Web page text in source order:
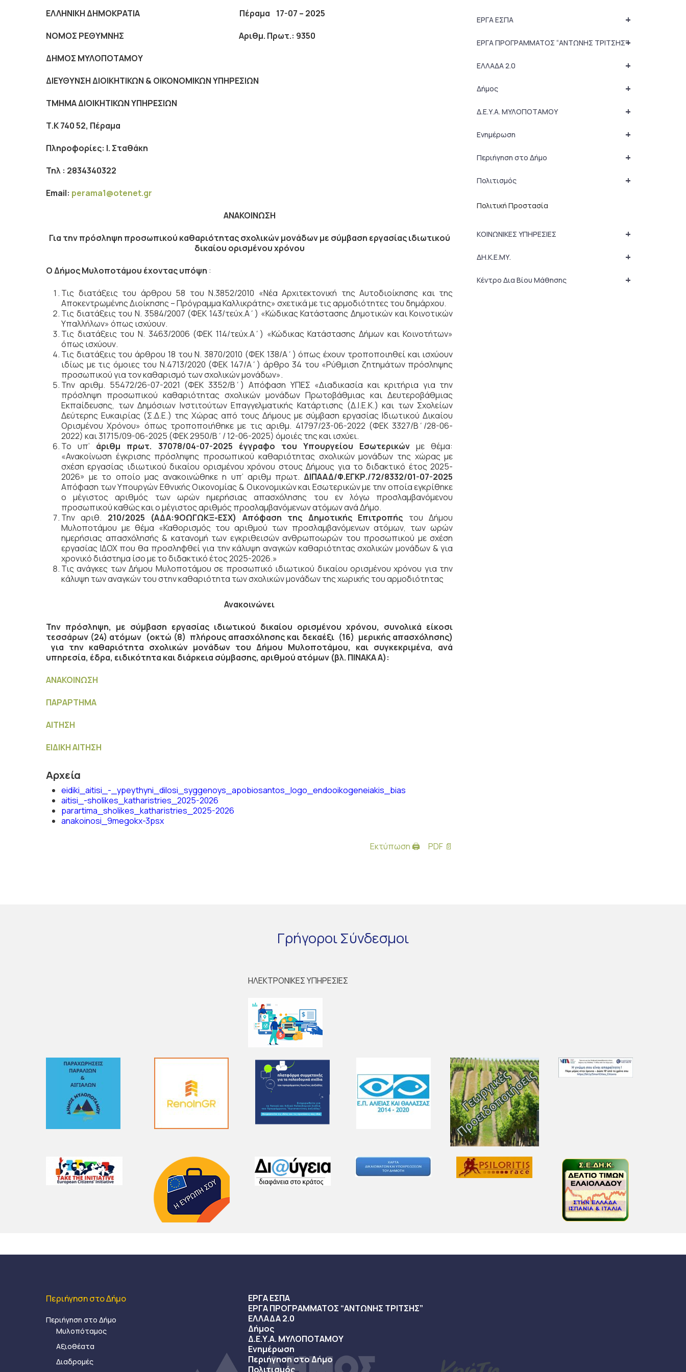
ΕΛΛΗΝΙΚΗ ΔΗΜΟΚΡΑΤΙΑ Πέραμα 17-07 – 2025
ΝΟΜΟΣ ΡΕΘΥΜΝΗΣ Αριθμ. Πρωτ.: 9350
ΔΗΜΟΣ ΜΥΛΟΠΟΤΑΜΟΥ
ΔΙΕΥΘΥΝΣΗ ΔΙΟΙΚΗΤΙΚΩΝ & ΟΙΚΟΝΟΜΙΚΩΝ ΥΠΗΡΕΣΙΩΝ
ΤΜΗΜΑ ΔΙΟΙΚΗΤΙΚΩΝ ΥΠΗΡΕΣΙΩΝ
Τ.Κ 740 52, Πέραμα
Πληροφορίες: Ι. Σταθάκη
Τηλ : 2834340322
Εmail: perama1@otenet.gr
ΑΝΑΚΟΙΝΩΣΗ
Για την πρόσληψη προσωπικού καθαριότητας σχολικών μονάδων με σύμβαση εργασίας ιδιωτικού
δικαίου ορισμένου χρόνου
Ο Δήμος Μυλοποτάμου έχοντας υπόψη :
Τις διατάξεις του άρθρου 58 του Ν.3852/2010 «Νέα Αρχιτεκτονική της Αυτοδιοίκησης και της
Αποκεντρωμένης Διοίκησης – Πρόγραμμα Καλλικράτης» σχετικά με τις αρμοδιότητες του δημάρχου.
Τις διατάξεις του Ν. 3584/2007 (ΦΕΚ 143/τεύχ.Α΄) «Κώδικας Κατάστασης Δημοτικών και Κοινοτικών
Υπαλλήλων» όπως ισχύουν.
Τις διατάξεις του Ν. 3463/2006 (ΦΕΚ 114/τεύχ.Α΄) «Κώδικας Κατάστασης Δήμων και Κοινοτήτων»
όπως ισχύουν.
Τις διατάξεις του άρθρου 18 του Ν. 3870/2010 (ΦΕΚ 138/Α΄) όπως έχουν τροποποιηθεί και ισχύουν
ιδίως με τις όμοιες του Ν.4713/2020 (ΦΕΚ 147/Α΄) άρθρο 34 του «Ρύθμιση ζητημάτων πρόσληψης
προσωπικού για τον καθαρισμό των σχολικών μονάδων».
Την αριθμ. 55472/26-07-2021 (ΦΕΚ 3352/Β΄) Απόφαση ΥΠΕΣ «Διαδικασία και κριτήρια για την
πρόσληψη προσωπικού καθαριότητας σχολικών μονάδων Πρωτοβάθμιας και Δευτεροβάθμιας
Εκπαίδευσης, των Δημόσιων Ινστιτούτων Επαγγελματικής Κατάρτισης (Δ.Ι.Ε.Κ.) και των Σχολείων
Δεύτερης Ευκαιρίας (Σ.Δ.Ε.) της Χώρας από τους Δήμους με σύμβαση εργασίας Ιδιωτικού Δικαίου
Ορισμένου Χρόνου» όπως τροποποιήθηκε με τις αριθμ. 41797/23-06-2022 (ΦΕΚ 3327/Β΄/28-06-
2022) και 31715/09-06-2025 (ΦΕΚ 2950/Β΄/ 12-06-2025) όμοιές της και ισχύει.
Το υπ’ άριθμ πρωτ. 37078/04-07-2025 έγγραφο του Υπουργείου Εσωτερικώνμε θέμα:
«Ανακοίνωση έγκρισης πρόσληψης προσωπικού καθαριότητας σχολικών μονάδων της χώρας με
σχέση εργασίας ιδιωτικού δικαίου ορισμένου χρόνου στους Δήμους για το διδακτικό έτος 2025-
2026» με το οποίο μας ανακοινώθηκε η υπ’ αριθμ πρωτ.ΔΙΠΑΑΔ/Φ.ΕΓΚΡ./72/8332/01-07-2025
Απόφαση των Υπουργών Εθνικής Οικονομίας & Οικονομικών και Εσωτερικών με την οποία εγκρίθηκε
ο μέγιστος αριθμός των ωρών ημερήσιας απασχόλησης του εν λόγω προσλαμβανόμενου
προσωπικού καθώς και ο μέγιστος αριθμός προσλαμβανόμενων ατόμων ανά Δήμο.
Την αριθ. 210/2025 (ΑΔΑ:9ΟΩΓΩΚΞ-ΕΣΧ) Απόφαση της Δημοτικής Επιτροπής του Δήμου
Μυλοποτάμου με θέμα «Καθορισμός του αριθμού των προσλαμβανόμενων ατόμων, των ωρών
ημερήσιας απασχόλησής & κατανομή των εγκριθεισών ανθρωποωρών του προσωπικού με σχέση
εργασίας ΙΔΟΧ που θα προσληφθεί για την κάλυψη αναγκών καθαριότητας σχολικών μονάδων & για
χρονικό διάστημα ίσο με το διδακτικό έτος 2025-2026.»
Τις ανάγκες των Δήμου Μυλοποτάμου σε προσωπικό ιδιωτικού δικαίου ορισμένου χρόνου για την
κάλυψη των αναγκών του στην καθαριότητα των σχολικών μονάδων της χωρικής του αρμοδιότητας
Ανακοινώνει
Την πρόσληψη, με σύμβαση εργασίας ιδιωτικού δικαίου ορισμένου χρόνου, συνολικά είκοσι
τεσσάρων (24) ατόμων (οκτώ (8) πλήρους απασχόλησης και δεκαέξι (16) μερικής απασχόλησης)
για την καθαριότητα σχολικών μονάδων του Δήμου Μυλοποτάμου, και συγκεκριμένα, ανά
υπηρεσία, έδρα, ειδικότητα και διάρκεια σύμβασης, αριθμού ατόμων (βλ. ΠΙΝΑΚΑ Α):
ΑΝΑΚΟΙΝΩΣΗ
ΠΑΡΑΡΤΗΜΑ
ΑΙΤΗΣΗ
ΕΙΔΙΚΗ ΑΙΤΗΣΗ
Αρχεία
eidiki_aitisi_-_ypeythyni_dilosi_syggenoys_apobiosantos_logo_endooikogeneiakis_bias
aitisi_-sholikes_katharistries_2025-2026
parartima_sholikes_katharistries_2025-2026
anakoinosi_9megokx-3psx
Εκτύπωση 🖨 PDF 📄
+
ΕΡΓΑ ΕΣΠΑ
+
ΕΡΓΑ ΠΡΟΓΡΑΜΜΑΤΟΣ “ΑΝΤΩΝΗΣ ΤΡΙΤΣΗΣ”
+
ΕΛΛΑΔΑ 2.0
+
Δήμος
+
Δ.Ε.Υ.Α. ΜΥΛΟΠΟΤΑΜΟΥ
+
Ενημέρωση
+
Περιήγηση στο Δήμο
+
Πολιτισμός
Πολιτική Προστασία
+
ΚΟΙΝΩΝΙΚΕΣ ΥΠΗΡΕΣΙΕΣ
+
ΔΗ.Κ.Ε.ΜΥ.
+
Κέντρο Δια Βίου Μάθησης
ΓρήγοροιΣύνδεσμοι
ΗΛΕΚΤΡΟΝΙΚΕΣ ΥΠΗΡΕΣΙΕΣ
Περιήγηση στο Δήμο
Περιήγηση στο Δήμο
Μυλοπόταμος
Αξιοθέατα
Διαδρομές
ΕΡΓΑ ΕΣΠΑ
ΕΡΓΑ ΠΡΟΓΡΑΜΜΑΤΟΣ “ΑΝΤΩΝΗΣ ΤΡΙΤΣΗΣ”
ΕΛΛΑΔΑ 2.0
Δήμος
Δ.Ε.Υ.Α. ΜΥΛΟΠΟΤΑΜΟΥ
Ενημέρωση
Περιήγηση στο Δήμο
Πολιτισμός